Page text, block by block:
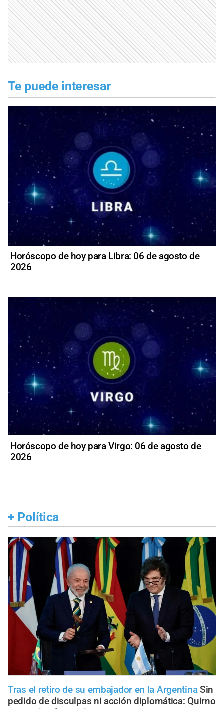
Te puede interesar
Horóscopo de hoy para Libra: 06 de agosto de
2026
Horóscopo de hoy para Virgo: 06 de agosto de
2026
+ Política
Tras el retiro de su embajador en la Argentina Sin
pedido de disculpas ni acción diplomática: Quirno